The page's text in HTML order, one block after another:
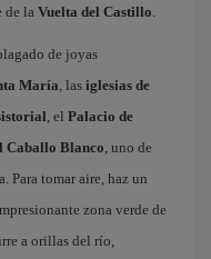
de la Vuelta del Castillo.
de joyas
María, las iglesias de
, el Palacio de
Caballo Blanco, uno de
Para tomar aire, haz un
zona verde de
a orillas del río,